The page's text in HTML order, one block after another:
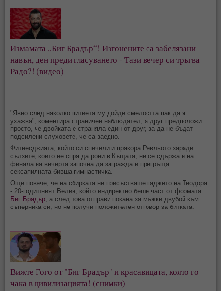
Измамата „Биг Брадър“! Изгонените са забелязани
навън, ден преди гласуването - Тази вечер си тръгва
Радо?! (видео)
"Явно след няколко питиета му дойде смелостта пак да я
ухажва", коментира страничен наблюдател, а друг предположи
просто, че двойката е страняла един от друг, за да не бъдат
подсилени слуховете, че са заедно.
Фитнесджията, който си спечели и прякора Ревльото заради
сълзите, които не спря да рони в Къщата, не се сдържа и на
финала на вечерта започна да загражда и прегръща
сексапилната бивша гимнастичка.
Още повече, че на сбирката не присъстваше гаджето на Теодора
- 20-годишният Велин, който индиректно беше част от формата
Биг Брадър, а след това отправи покана за мъжки двубой към
съперника си, но не получи положителен отговор за битката.
Вижте Гого от "Биг Брадър" и красавицата, която го
чака в цивилизацията! (снимки)